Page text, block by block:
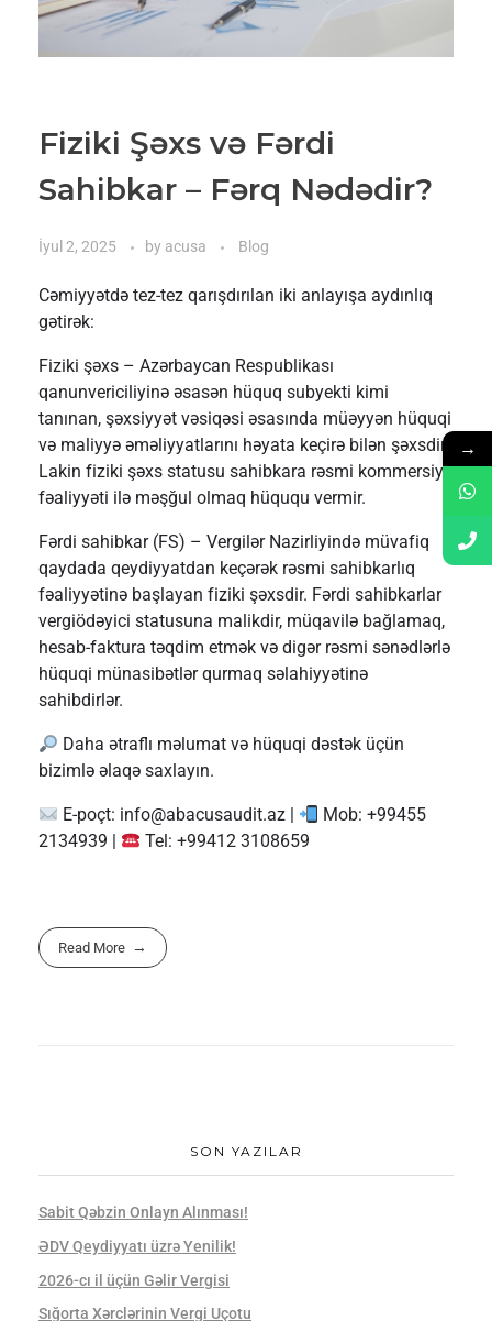
Fiziki Şəxs və Fərdi
Sahibkar – Fərq Nədədir?
İyul 2, 2025 by acusa Blog
Cəmiyyətdə tez-tez qarışdırılan iki anlayışa aydınlıq
gətirək:
Fiziki şəxs – Azərbaycan Respublikası
qanunvericiliyinə əsasən hüquq subyekti kimi
tanınan, şəxsiyyət vəsiqəsi əsasında müəyyən hüquqi
və maliyyə əməliyyatlarını həyata keçirə bilən şəxsdir.
Lakin fiziki şəxs statusu sahibkara rəsmi kommersiya
fəaliyyəti ilə məşğul olmaq hüququ vermir.
Fərdi sahibkar (FS) – Vergilər Nazirliyində müvafiq
qaydada qeydiyyatdan keçərək rəsmi sahibkarlıq
fəaliyyətinə başlayan fiziki şəxsdir. Fərdi sahibkarlar
vergiödəyici statusuna malikdir, müqavilə bağlamaq,
hesab-faktura təqdim etmək və digər rəsmi sənədlərlə
hüquqi münasibətlər qurmaq səlahiyyətinə
sahibdirlər.
Daha ətraflı məlumat və hüquqi dəstək üçün
bizimlə əlaqə saxlayın.
E-poçt: info@abacusaudit.az |
Mob: +99455
2134939 |
Tel: +99412 3108659
Read More
SON YAZILAR
Sabit Qəbzin Onlayn Alınması!
ƏDV Qeydiyyatı üzrə Yenilik!
2026-cı il üçün Gəlir Vergisi
Sığorta Xərclərinin Vergi Uçotu
→